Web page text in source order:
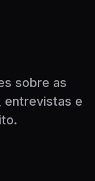
sobre as
entrevistas e